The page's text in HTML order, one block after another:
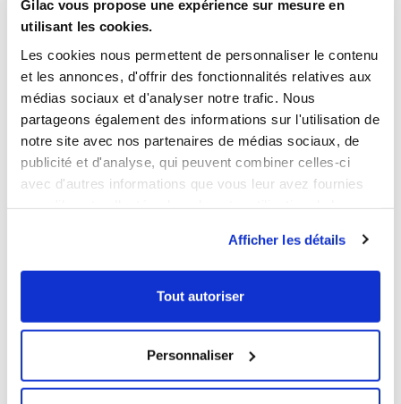
Gilac vous propose une expérience sur mesure en
utilisant les cookies.
Les cookies nous permettent de personnaliser le contenu
et les annonces, d'offrir des fonctionnalités relatives aux
médias sociaux et d'analyser notre trafic. Nous
partageons également des informations sur l'utilisation de
notre site avec nos partenaires de médias sociaux, de
publicité et d'analyse, qui peuvent combiner celles-ci
avec d'autres informations que vous leur avez fournies
Afficher les détails
Tout autoriser
Personnaliser
Largeur
Hauteur
20 mm
Poids net
0,4 Kg
Sans Bisphenol A
Oui
INFORMATIONS LOGISTIQUES
FICHE ET CERTIFICAT TELECHARGEABLES
VOUS AIMEREZ AUSSI